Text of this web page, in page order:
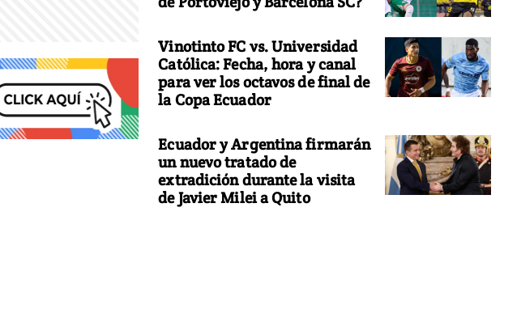
Vinotinto FC vs. Universidad
Católica: Fecha, hora y canal
para ver los octavos de final de
la Copa Ecuador
Ecuador y Argentina firmarán
un nuevo tratado de
extradición durante la visita
de Javier Milei a Quito